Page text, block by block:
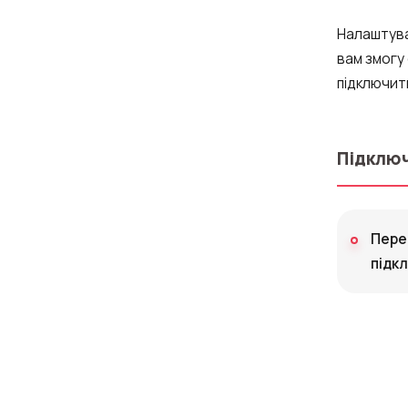
вам змогу